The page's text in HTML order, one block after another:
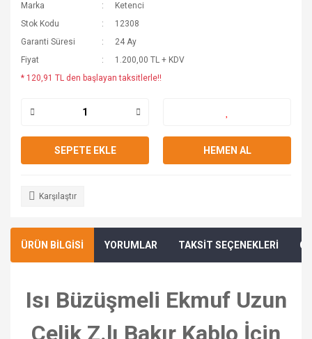
Marka
Ketenci
Stok Kodu
12308
Garanti Süresi
24 Ay
Fiyat
1.200,00 TL + KDV
* 120,91 TL den başlayan taksitlerle!!
SEPETE EKLE HEMEN AL
Karşılaştır
ÜRÜN BİLGİSİ YORUMLAR TAKSİT SEÇENEKLERİ
Isı Büzüşmeli Ekmuf Uzun
Çelik Z.lı Bakır Kablo İçin